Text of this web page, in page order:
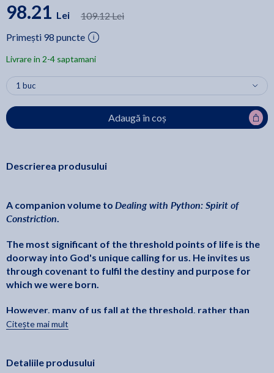
98.21 Lei
109.12 Lei
Primești 98 puncte
Livrare in 2-4 saptamani
Adaugă în coș
Descrierea produsului
A companion volume to Dealing with Python: Spirit of
Constriction.
The most significant of the threshold points of life is the
doorway into God's unique calling for us. He invites us
through covenant to fulfil the destiny and purpose for
which we were born.
However, many of us fall at the threshold, rather than
pass over it. We experience unremitting constriction,
Citește mai mult
Detaliile produsului